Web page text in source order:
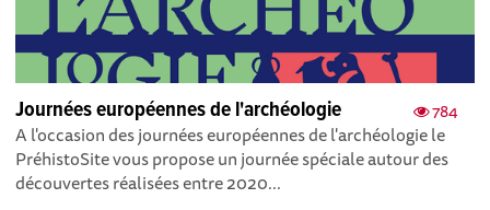
784
Journées européennes de l'archéologie
A l'occasion des journées européennes de l'archéologie le
PréhistoSite vous propose un journée spéciale autour des
découvertes réalisées entre 2020...